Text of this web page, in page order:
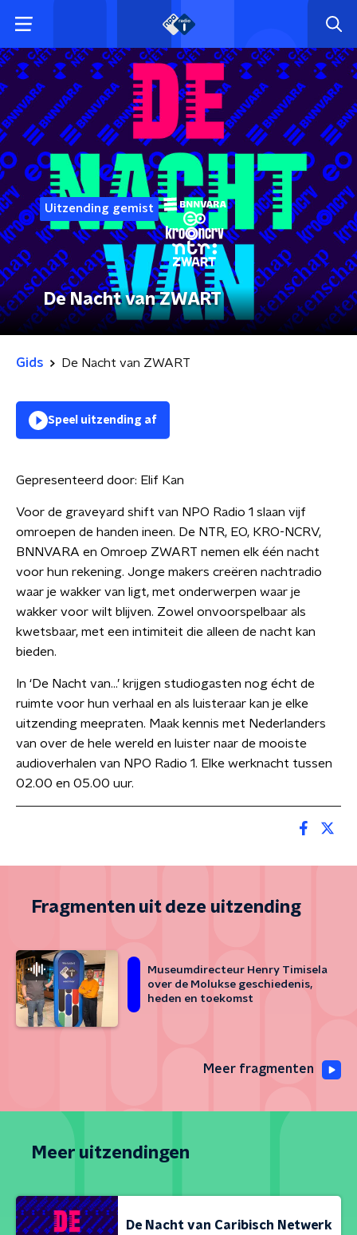
Uitzending gemist
De Nacht van ZWART
Gids De Nacht van ZWART
Speel uitzending af
Gepresenteerd door: Elif Kan
Voor de graveyard shift van NPO Radio 1 slaan vijf
omroepen de handen ineen. De NTR, EO, KRO-NCRV,
BNNVARA en Omroep ZWART nemen elk één nacht
voor hun rekening. Jonge makers creëren nachtradio
waar je wakker van ligt, met onderwerpen waar je
wakker voor wilt blijven. Zowel onvoorspelbaar als
kwetsbaar, met een intimiteit die alleen de nacht kan
bieden.
In ‘De Nacht van…’ krijgen studiogasten nog écht de
ruimte voor hun verhaal en als luisteraar kan je elke
uitzending meepraten. Maak kennis met Nederlanders
van over de hele wereld en luister naar de mooiste
audioverhalen van NPO Radio 1. Elke werknacht tussen
02.00 en 05.00 uur.
Fragmenten uit deze uitzending
Museumdirecteur Henry Timisela
over de Molukse geschiedenis,
heden en toekomst
Meer fragmenten
Meer uitzendingen
De Nacht van Caribisch Netwerk